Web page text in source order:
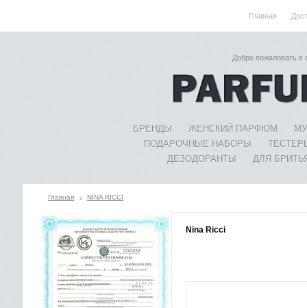
Главная
Добро пожаловать
БРЕНДЫ ЖЕНСКИЙ ПАРФЮМ
ПОДАРОЧНЫЕ НАБОРЫ
ДЕЗОДОРАНТЫ
ДЛЯ
Главная NINA RICCI
Nina Ricci